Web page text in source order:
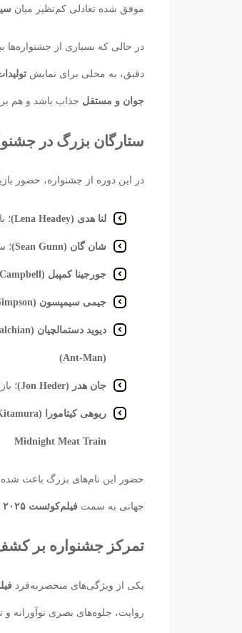
موفق شده تعادلی کم‌نظیر میان
در حالی که بسیاری از جشنواره‌ها
دقیق، به محلی برای نمایش
جوان و مستقل جذاب باشد و هم
ستارگان بزرگ در
در این دوره از جشنواره، حضور
لنا هدی (Lena Headey) ؛
شان گان (Sean Gunn) ؛
جورجینا کمپبل (Georgina Campbell)
جیمی سیمپسون (Jimmi Simpson)
دیوید دستمالچیان (David Dastmalchian)
(Ant-Man)
جان هدر (Jon Heder) ؛
ریوهی کیتامورا (Ryuhei Kitamura)
Midnight Meat Train
حضور این نام‌های بزرگ باعث شده
جهانی به سمت فیلم‌کوئست ۲۰۲۵
تمرکز جشنواره بر
یکی از ویژگی‌های منحصربه‌فرد
روایت، جلوه‌های بصری نوآورانه